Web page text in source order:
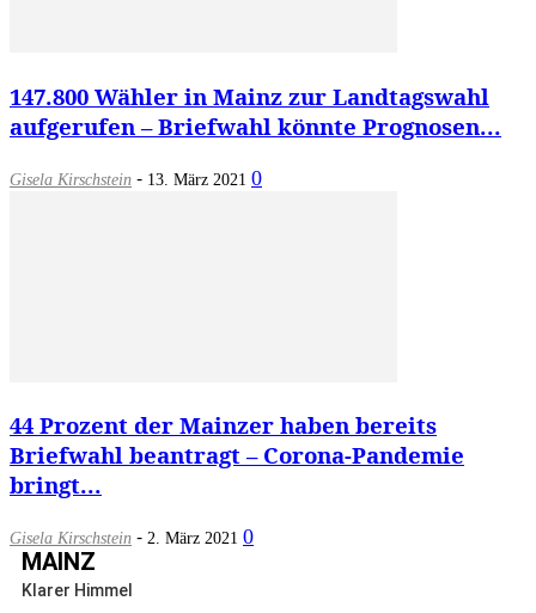
147.800 Wähler in Mainz zur Landtagswahl
aufgerufen – Briefwahl könnte Prognosen...
Gisela Kirschstein - 13. März 2021 0
44 Prozent der Mainzer haben bereits
Briefwahl beantragt – Corona-Pandemie
bringt...
Gisela Kirschstein - 2. März 2021 0
MAINZ
Klarer Himmel